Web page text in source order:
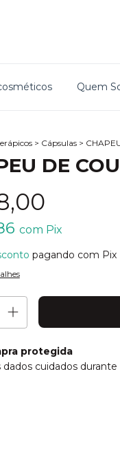
Quem
> Cápsulas >
DE
com Pix
pagando com Pix
protegida
dados cuidados